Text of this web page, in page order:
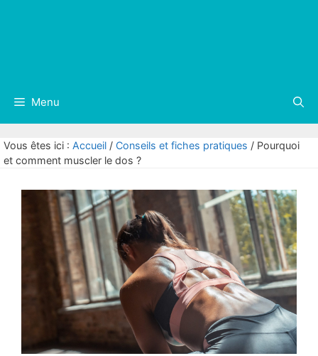
Menu
Vous êtes ici : Accueil / Conseils et fiches pratiques / Pourquoi
et comment muscler le dos ?